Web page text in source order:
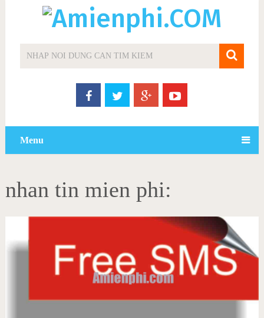
Menu
nhan tin mien phi: